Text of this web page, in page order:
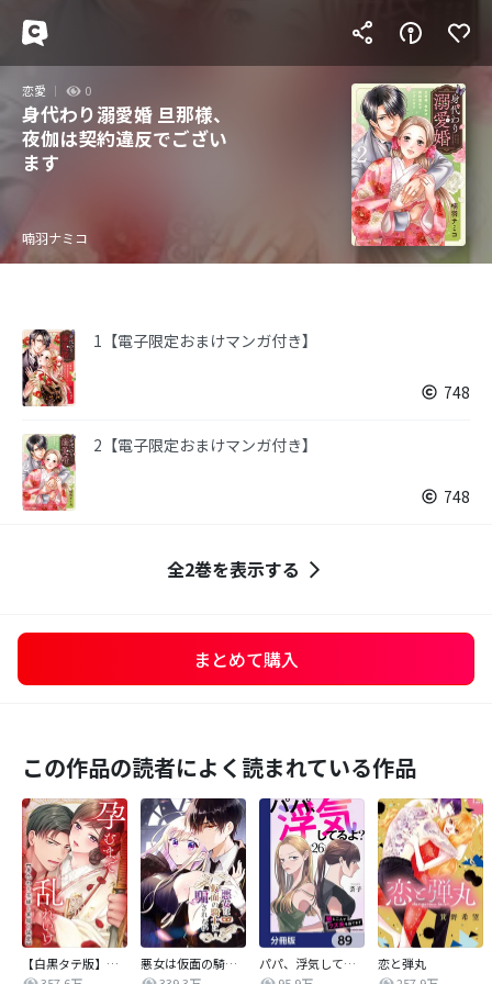
恋愛 0
身代わり溺愛婚 旦那様、
夜伽は契約違反でござい
ます
喃羽ナミコ
1【電子限定おまけマンガ付き】
748
2【電子限定おまけマンガ付き】
748
全2巻を表示する
まとめて購入
この作品の読者によく読まれている作品
【白黒タテ版】孕むまで乱れいけ～身代わり花嫁と軍服の猛愛
悪女は仮面の騎士に騙されない
パパ、浮気してるよ？娘と二人でクズ夫を捨てます【分冊版】
恋と弾丸